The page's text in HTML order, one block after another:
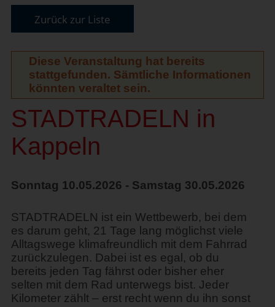
Zurück zur Liste
Diese Veranstaltung hat bereits
stattgefunden. Sämtliche Informationen
könnten veraltet sein.
STADTRADELN in
Kappeln
Sonntag 10.05.2026 - Samstag 30.05.2026
STADTRADELN ist ein Wettbewerb, bei dem
es darum geht, 21 Tage lang möglichst viele
Alltagswege klimafreundlich mit dem Fahrrad
zurückzulegen. Dabei ist es egal, ob du
bereits jeden Tag fährst oder bisher eher
selten mit dem Rad unterwegs bist. Jeder
Kilometer zählt – erst recht wenn du ihn sonst